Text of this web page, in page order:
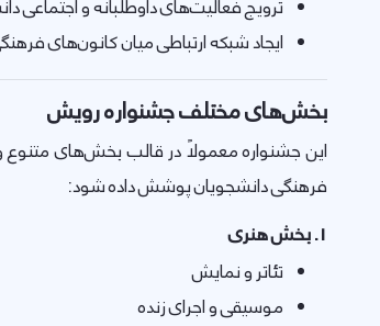
ترویج فعالیت‌های داوطلبانه و اجتماعی
ایجاد شبکه ارتباطی میان کانون‌های
بخش‌های مختلف جشنواره رویش
این جشنواره معمولاً در قالب بخش‌های
فرهنگی دانشجویان پوشش داده شود:
1. بخش هنری
تئاتر و نمایش
موسیقی و اجرای زنده